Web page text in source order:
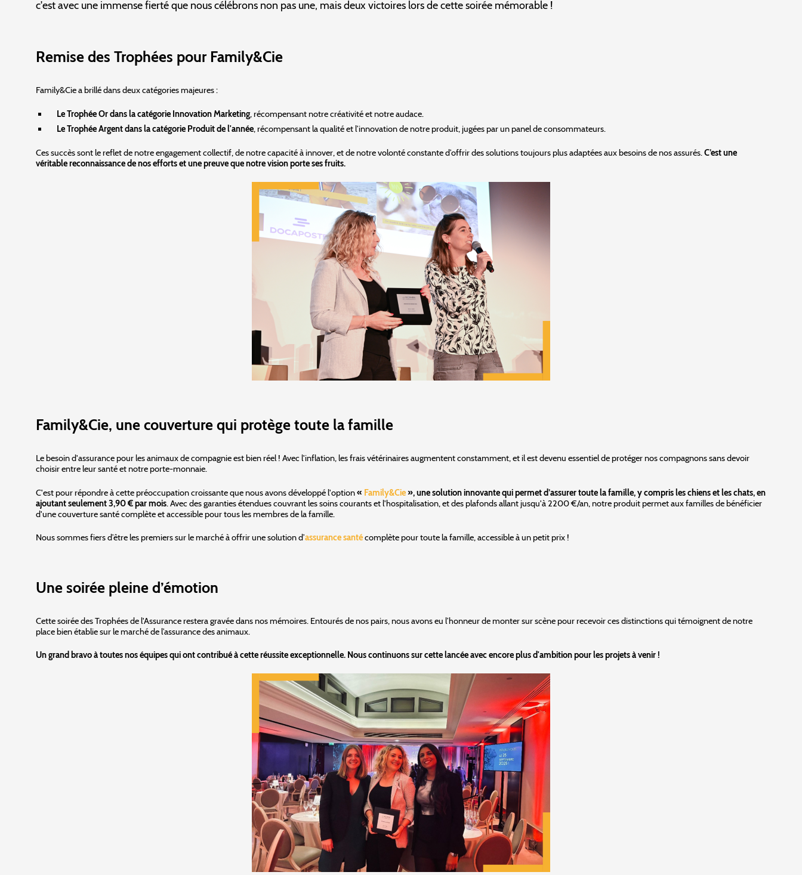
c'est avec une immense fierté que nous célébrons non pas une, mais deux victoires lors de cette soirée mémorable !
Remise des Trophées pour Family&Cie
Family&Cie a brillé dans deux catégories majeures :
Le Trophée Or dans la catégorie Innovation Marketing, récompensant notre créativité et notre audace.
Le Trophée Argent dans la catégorie Produit de l'année, récompensant la qualité et l’innovation de notre produit, jugées par un panel de consommateurs.
Ces succès sont le reflet de notre engagement collectif, de notre capacité à innover, et de notre volonté constante d’offrir des solutions toujours plus adaptées aux besoins de nos assurés.C’est une
véritable reconnaissance de nos efforts et une preuve que notre vision porte ses fruits.
Family&Cie, une couverture qui protège toute la famille
Le besoin d'assurance pour les animaux de compagnie est bien réel ! Avec l'inflation, les frais vétérinaires augmentent constamment, et il est devenu essentiel de protéger nos compagnons sans devoir
choisir entre leur santé et notre porte-monnaie.
C'est pour répondre à cette préoccupation croissante que nous avons développé l'option« Family&Cie», une solution innovante qui permet d’assurer toute la famille, y compris les chiens et les chats, en
ajoutant seulement 3,90 € par mois. Avec des garanties étendues couvrant les soins courants et l'hospitalisation, et des plafonds allant jusqu'à 2200 €/an, notre produit permet aux familles de bénéficier
d'une couverture santé complète et accessible pour tous les membres de la famille.
Nous sommes fiers d’être les premiers sur le marché à offrir une solution d’assurance santécomplète pour toute la famille, accessible à un petit prix !
Une soirée pleine d’émotion
Cette soirée des Trophées de l'Assurance restera gravée dans nos mémoires. Entourés de nos pairs, nous avons eu l’honneur de monter sur scène pour recevoir ces distinctions qui témoignent de notre
place bien établie sur le marché de l’assurance des animaux.
Un grand bravo à toutes nos équipes qui ont contribué à cette réussite exceptionnelle. Nous continuons sur cette lancée avec encore plus d'ambition pour les projets à venir !